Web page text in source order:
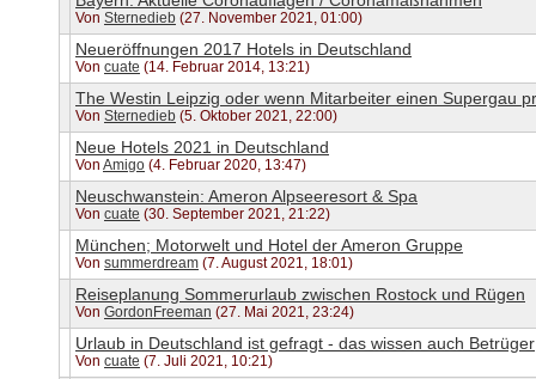
Von Sternedieb (27. November 2021, 01:00)
Neueröffnungen 2017 Hotels in Deutschland
Von cuate (14. Februar 2014, 13:21)
The Westin Leipzig oder wenn Mitarbeiter einen Supergau
Von Sternedieb (5. Oktober 2021, 22:00)
Neue Hotels 2021 in Deutschland
Von Amigo (4. Februar 2020, 13:47)
Neuschwanstein: Ameron Alpseeresort & Spa
Von cuate (30. September 2021, 21:22)
München; Motorwelt und Hotel der Ameron Gruppe
Von summerdream (7. August 2021, 18:01)
Reiseplanung Sommerurlaub zwischen Rostock und Rügen
Von GordonFreeman (27. Mai 2021, 23:24)
Urlaub in Deutschland ist gefragt - das wissen auch Betrüger
Von cuate (7. Juli 2021, 10:21)